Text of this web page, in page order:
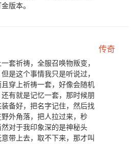
版本。
传奇
套祈祷，全服召唤物叛变，
是这个事情我只是听说过，
穿上祈祷一套，好像会随机
有就是记忆一套，那时候朋
备好，把名字记住，然后找
外角落，把人拉过来，秒
对于我印象深的是神秘头
带上去，取不下来，那才叫